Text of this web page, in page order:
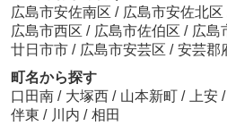
広島市安佐南区 / 広島市安佐北区
広島市西区 / 広島市佐伯区 / 広島
廿日市市 / 広島市安芸区 / 安芸郡
町名から探す
口田南 / 大塚西 / 山本新町 / 上安 /
伴東 / 川内 / 相田